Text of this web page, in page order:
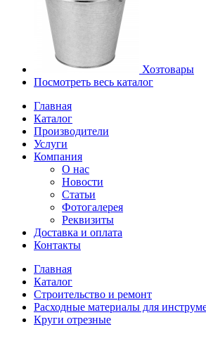
Хозтовары
Посмотреть весь каталог
Главная
Каталог
Производители
Услуги
Компания
О нас
Новости
Статьи
Фотогалерея
Реквизиты
Доставка и оплата
Контакты
Главная
Каталог
Строительство и ремонт
Расходные материалы для
Круги отрезные